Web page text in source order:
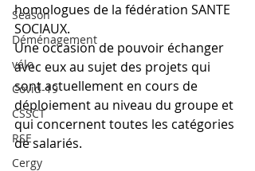
Season
Déménagement
vélo
Covid-19
CSSCT
RSE
Cergy
homologues de la fédération SANTE
SOCIAUX.
Une occasion de pouvoir échanger
avec eux au sujet des projets qui
sont actuellement en cours de
déploiement au niveau du groupe et
qui concernent toutes les catégories
de salariés.